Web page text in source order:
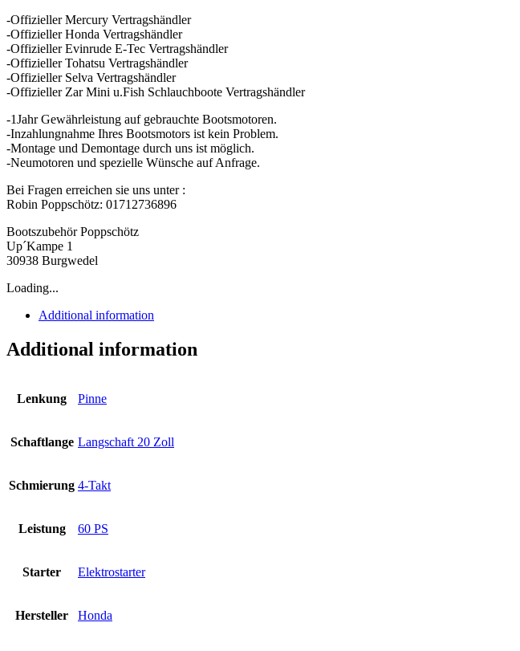
-Offizieller Mercury Vertragshändler
-Offizieller Honda Vertragshändler
-Offizieller Evinrude E-Tec Vertragshändler
-Offizieller Tohatsu Vertragshändler
-Offizieller Selva Vertragshändler
-Offizieller Zar Mini u.Fish Schlauchboote Vertragshändler
-1Jahr Gewährleistung auf gebrauchte Bootsmotoren.
-Inzahlungnahme Ihres Bootsmotors ist kein Problem.
-Montage und Demontage durch uns ist möglich.
-Neumotoren und spezielle Wünsche auf Anfrage.
Bei Fragen erreichen sie uns unter :
Robin Poppschötz: 01712736896
Bootszubehör Poppschötz
Up´Kampe 1
30938 Burgwedel
Loading...
Additional information
Additional information
Lenkung Pinne
Schaftlange Langschaft 20 Zoll
Schmierung 4-Takt
Leistung 60 PS
Starter Elektrostarter
Hersteller Honda